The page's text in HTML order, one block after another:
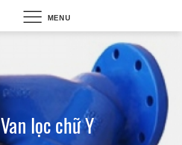
MENU
Van lọc chữ Y